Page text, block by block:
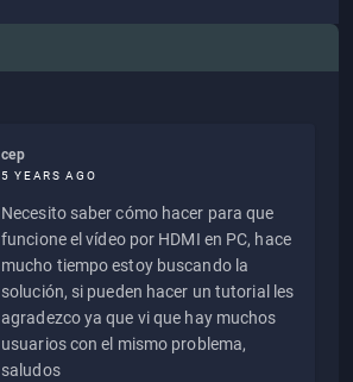
cep
5 YEARS AGO
Necesito saber cómo hacer para que
funcione el vídeo por HDMI en PC, hace
mucho tiempo estoy buscando la
solución, si pueden hacer un tutorial les
agradezco ya que vi que hay muchos
usuarios con el mismo problema,
saludos